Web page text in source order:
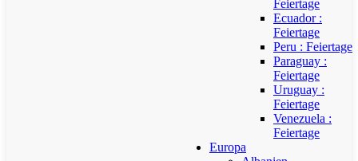
Feiertage
Ecuador :
Feiertage
Peru : Feiertage
Paraguay :
Feiertage
Uruguay :
Feiertage
Venezuela :
Feiertage
Europa